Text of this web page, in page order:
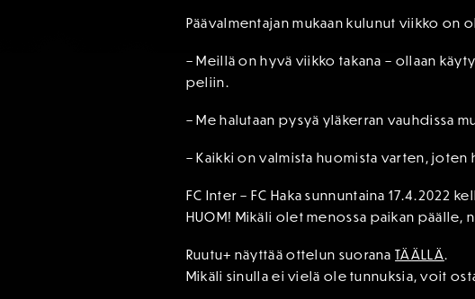
Päävalmentajan mukaan kulunut viikko
– Meillä on hyvä viikko takana – ollaan
peliin.
– Me halutaan pysyä yläkerran vauhdissa
– Kaikki on valmista huomista varten,
FC Inter – FC Haka sunnuntaina 17.4.2022
HUOM! Mikäli olet menossa paikan päälle,
Ruutu+ näyttää ottelun suoranaTÄÄLLÄ.
Mikäli sinulla ei vielä ole tunnuksia, voit